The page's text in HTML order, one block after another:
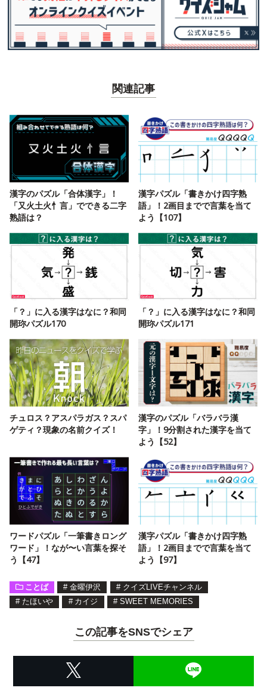
関連記事
漢字のパズル「合体漢字」！
「又火土火忄言」でできる二字
熟語は？
漢字パズル「書きかけ四字熟
語」！2画目までで言葉を当て
よう【107】
「？」に入る漢字はなに？和同
開珎パズル170
「？」に入る漢字はなに？和同
開珎パズル171
チュロス？アスパラガス？スパ
ゲティ？現象の名前クイズ！
漢字のパズル「バラバラ漢
字」！9分割された漢字を当て
よう【52】
ワードパズル「一筆書きロング
ワード」！なが〜い言葉を探そ
う【47】
漢字パズル「書きかけ四字熟
語」！2画目までで言葉を当て
よう【97】
ことば # 金曜伊沢 # クイズLIVEチャンネル
# たほいや # カイジ # SWEET MEMORIES
この記事をSNSでシェア